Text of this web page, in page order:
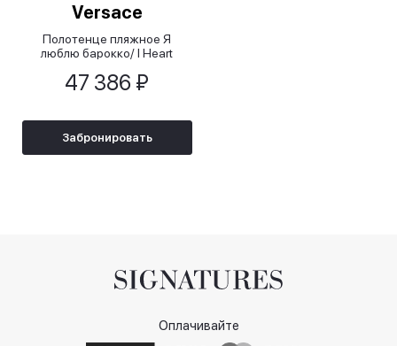
Versace
Полотенце пляжное Я
люблю барокко/ I Heart
47 386 ₽
Забронировать
Оплачивайте